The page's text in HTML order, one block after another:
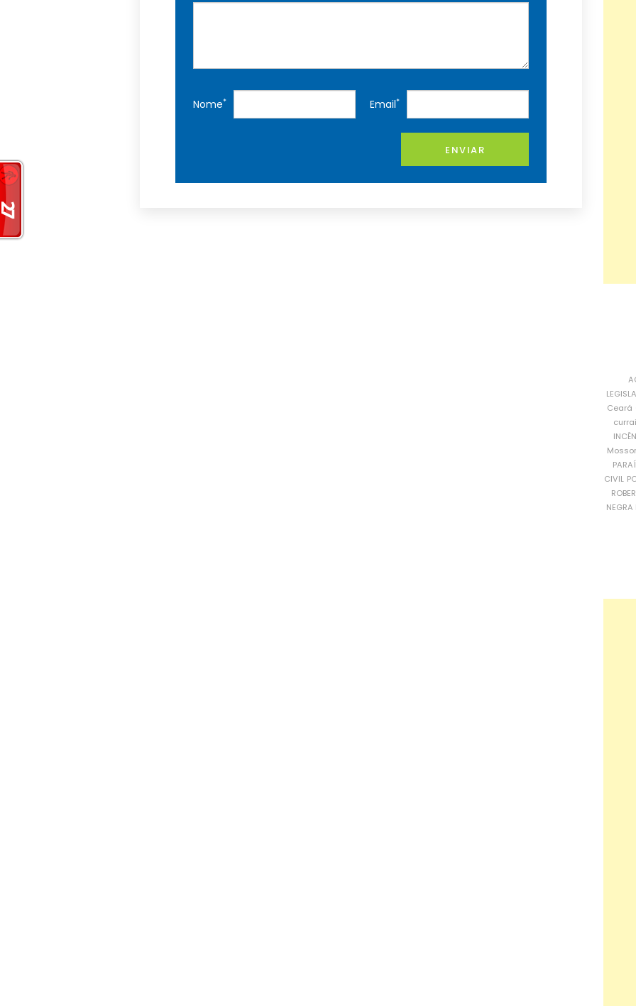
Nome* Email*
ENVIAR
Ceará
CIVIL
NEGRA